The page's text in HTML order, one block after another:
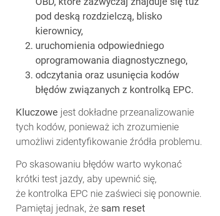
pod deską rozdzielczą, blisko
kierownicy,
uruchomienia odpowiedniego
oprogramowania diagnostycznego,
odczytania oraz usunięcia kodów
błędów związanych z kontrolką EPC.
Kluczowe jest dokładne przeanalizowanie
tych kodów, ponieważ ich zrozumienie
umożliwi zidentyfikowanie źródła problemu.
Po skasowaniu błędów warto wykonać
krótki test jazdy, aby upewnić się,
że kontrolka EPC nie zaświeci się ponownie.
Pamiętaj jednak, że sam reset